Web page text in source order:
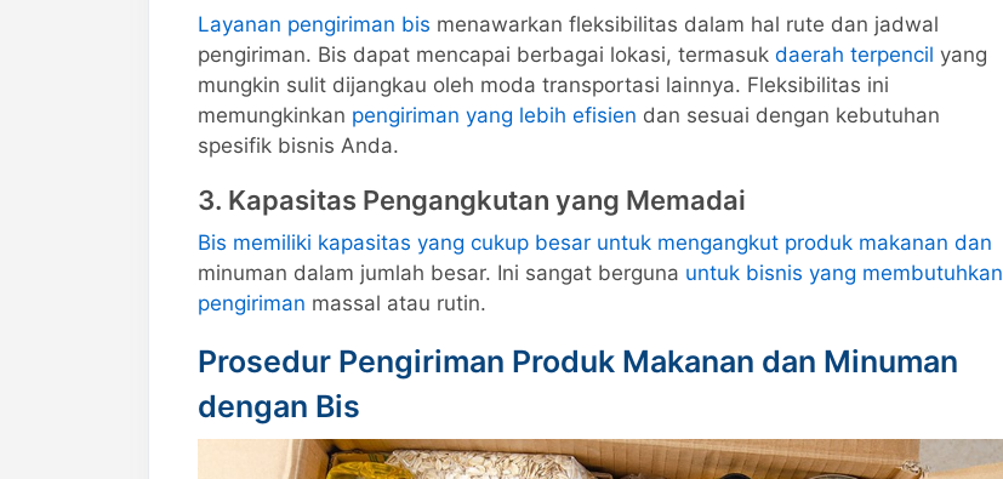
Layanan pengiriman bis menawarkan fleksibilitas dalam hal rute dan jadwal
pengiriman. Bis dapat mencapai berbagai lokasi, termasuk daerah terpencil yang
mungkin sulit dijangkau oleh moda transportasi lainnya. Fleksibilitas ini
memungkinkan pengiriman yang lebih efisien dan sesuai dengan kebutuhan
spesifik bisnis Anda.
3. Kapasitas Pengangkutan yang Memadai
Bis memiliki kapasitas yang cukup besar untuk mengangkut produk makanan dan
minuman dalam jumlah besar. Ini sangat berguna untuk bisnis yang membutuhkan
pengiriman massal atau rutin.
Prosedur Pengiriman Produk Makanan dan Minuman
dengan Bis